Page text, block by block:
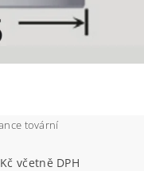
tovární
od 2 225,19 Kč včetně DPH